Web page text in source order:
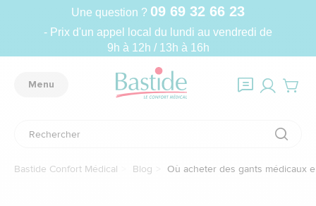
Une question ? 09 69 32 66 23
- Prix d'un appel local du lundi au vendredi de
9h à 12h / 13h à 16h
Menu
Bastide Confort Médical Blog Où acheter des gants médicaux